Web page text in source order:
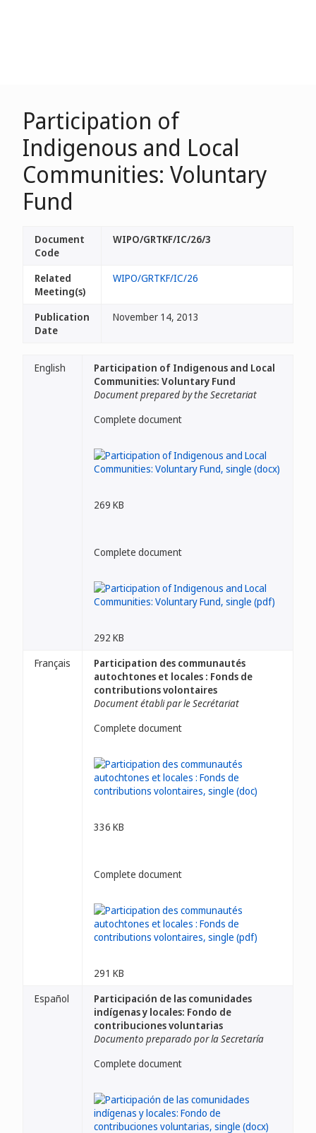
Participation of
Indigenous and Local
Communities: Voluntary
Fund
Document
Code
WIPO/GRTKF/IC/26/3
Related
Meeting(s)
WIPO/GRTKF/IC/26
Publication
Date
November 14, 2013
English
Participation of Indigenous and Local
Communities: Voluntary Fund
Document prepared by the Secretariat
Complete document
269 KB
Complete document
292 KB
Français
Participation des communautés
autochtones et locales : Fonds de
contributions volontaires
Document établi par le Secrétariat
Complete document
336 KB
Complete document
291 KB
Español
Participación de las comunidades
indígenas y locales: Fondo de
contribuciones voluntarias
Documento preparado por la Secretaría
Complete document